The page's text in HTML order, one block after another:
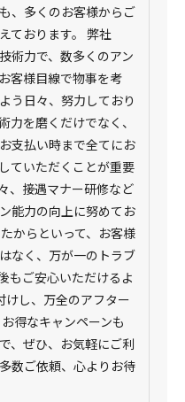
、多くのお客様からご
ております。 弊社
術力で、数多くのアン
客様目線で物事を考
う日々、努力しており
力を磨くだけでなく、
支払い時まで全てにお
ていただくことが重要
、接遇マナー研修など
能力の向上に努めてお
からといって、お客様
なく、万が一のトラブ
もご安心いただけるよ
けし、万全のアフター
得なキャンペーンも
、ぜひ、お気軽にご利
数ご依頼、心よりお待